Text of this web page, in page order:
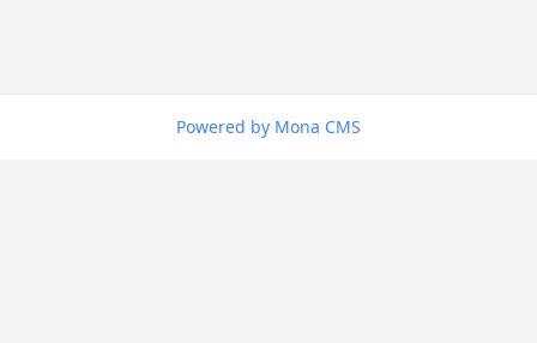
Powered by Mona CMS